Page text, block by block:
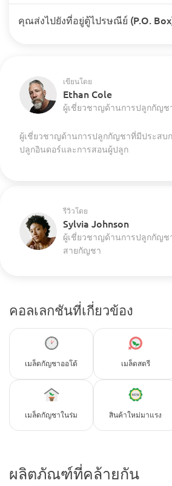
คุณส่งไปยังที่อยู่ตู้ไปรษณีย์ (P.O.
เขียนโดย
Ethan Cole
ผู้เชี่ยวชาญด้านการปลูกกัญช
ผู้เชี่ยวชาญด้านการปลูกกัญชาที่มีประสบ
ปลูกอินดอร์และการสอนผู้ปลูก
รีวิวโดย
Sylvia Johnson
ผู้เชี่ยวชาญด้านการปลูกกัญช
สายกัญชา
คอลเลกชันที่เกี่ยวข้อง
เมล็ดกัญชาออโต้ เมล็ดสตรี
เมล็ดกัญชาในร่ม สินค้าใหม่มาแรง
ผลิตภัณฑ์ที่คล้ายกัน